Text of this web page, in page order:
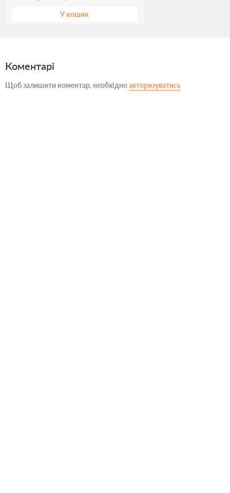
У кошик
Коментарі
Щоб залишити коментар, необхідноавторизуватись